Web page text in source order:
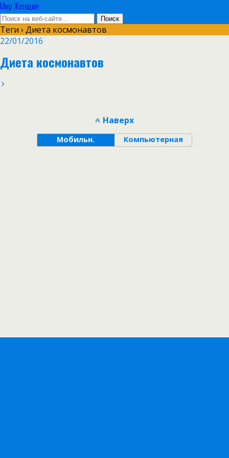
Мир Женщин
Теги › Диета космонавтов
22/01/2016
Диета космонавтов
Наверх
Мобильн. Компьютерная